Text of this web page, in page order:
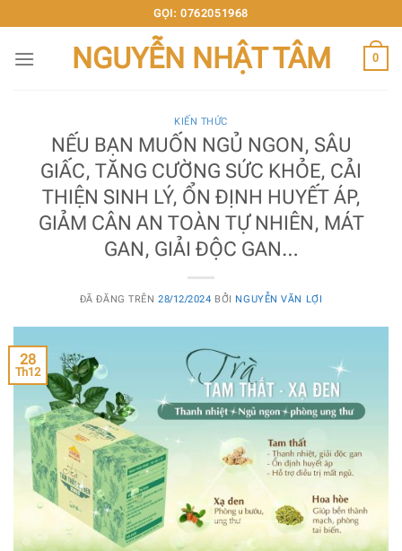
đến
nội
GỌI: 0762051968
NGUYỄN NHẬT TÂM 0
KIẾN THỨC
NẾU BẠN MUỐN NGỦ NGON, SÂU
GIẤC, TĂNG CƯỜNG SỨC KHỎE, CẢI
THIỆN SINH LÝ, ỔN ĐỊNH HUYẾT ÁP,
GIẢM CÂN AN TOÀN TỰ NHIÊN, MÁT
GAN, GIẢI ĐỘC GAN…
ĐÃ ĐĂNG TRÊN 28/12/2024 BỞI NGUYỄN VĂN LỢI
28
Th12